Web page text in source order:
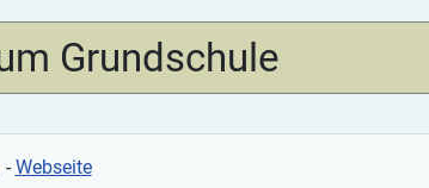
Grundschule
Webseite